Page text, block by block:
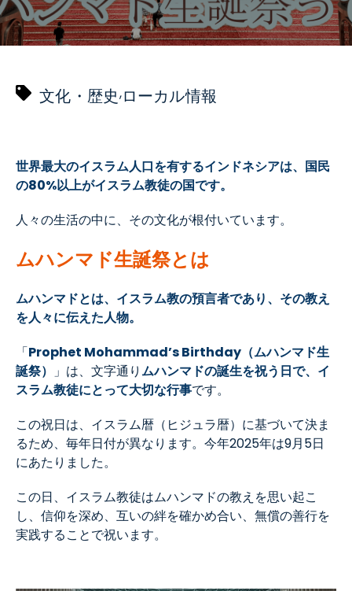
文化・歴史,ローカル情報
世界最大のイスラム人口を有するインドネシアは、国民
の80%以上がイスラム教徒の国です。
人々の生活の中に、その文化が根付いています。
ムハンマド生誕祭とは
ムハンマドとは、イスラム教の預言者であり、その教え
を人々に伝えた人物。
「Prophet Mohammad’s Birthday（ムハンマド生
誕祭） 」は、文字通り ムハンマドの誕生を祝う日で、イ
スラム教徒にとって大切な行事です。
この祝日は、イスラム暦（ヒジュラ暦）に基づいて決ま
るため、毎年日付が異なります。今年2025年は9月5日
にあたりました。
この日、イスラム教徒はムハンマドの教えを思い起こ
し、信仰を深め、互いの絆を確かめ合い、無償の善行を
実践することで祝います。